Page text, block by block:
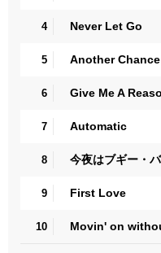
4 Never Let Go
5 Another Chance
6 Give Me A
7 Automatic
8 今夜はブギー・
9 First Love
10 Movin' on